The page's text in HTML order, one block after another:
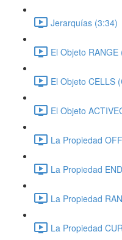
Jerarquías (3:34)
El Objeto
El Objeto CELLS
El Objeto
La Propiedad
La Propiedad
La Propiedad
La Propiedad